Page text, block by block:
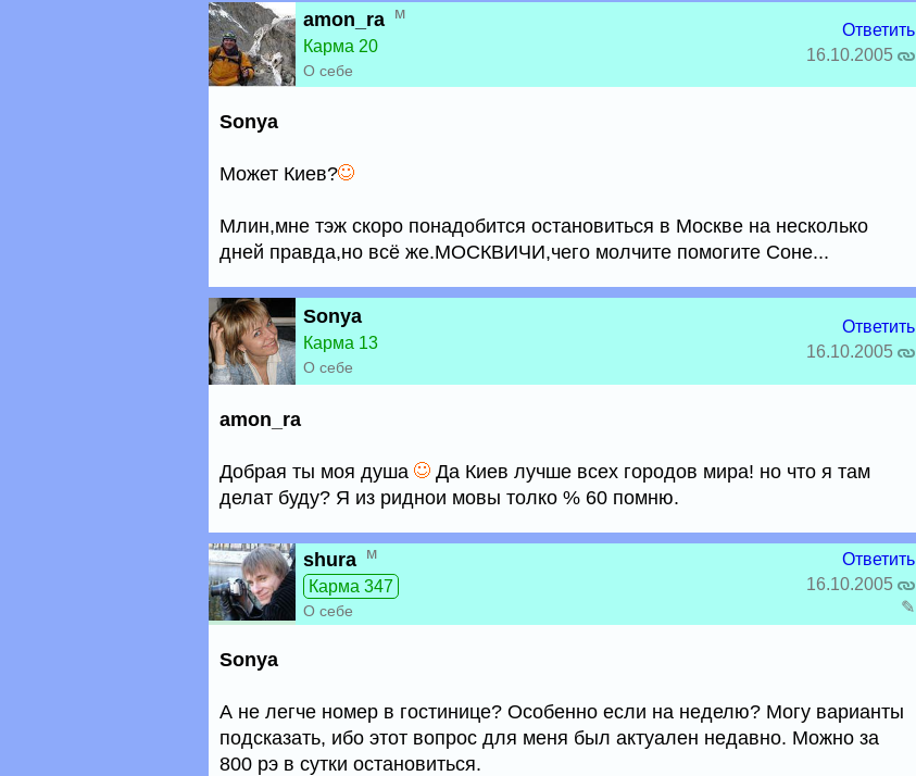
amon_ra м
Карма 20
О себе
Ответить
16.10.2005
Sonya
Может Киев?
Млин,мне тэж скоро понадобится остановиться в Москве на несколько
дней правда,но всё же.МОСКВИЧИ,чего молчите помогите Соне...
Sonya
Карма 13
О себе
Ответить
16.10.2005
amon_ra
Добрая ты моя душа
Да Киев лучше всех городов мира! но что я там
делат буду? Я из риднои мовы толко % 60 помню.
shura м
Карма 347
О себе
Ответить
16.10.2005
✎
Sonya
А не легче номер в гостинице? Особенно если на неделю? Могу варианты
подсказать, ибо этот вопрос для меня был актуален недавно. Можно за
800 рэ в сутки остановиться.